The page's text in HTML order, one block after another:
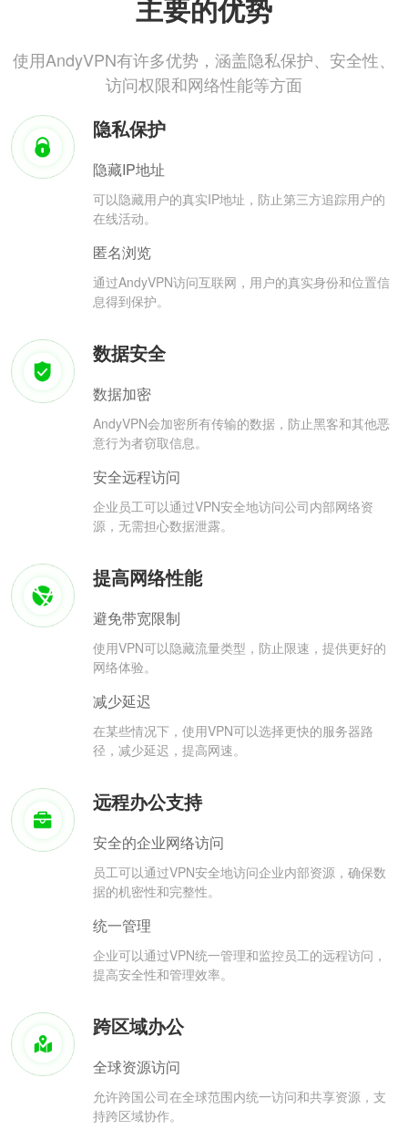
主要的优势
使用AndyVPN有许多优势，涵盖隐私保护、安全性、
访问权限和网络性能等方面
隐私保护
隐藏IP地址
可以隐藏用户的真实IP地址，防止第三方追踪用户的
在线活动。
匿名浏览
通过AndyVPN访问互联网，用户的真实身份和位置信
息得到保护。
数据安全
数据加密
AndyVPN会加密所有传输的数据，防止黑客和其他恶
意行为者窃取信息。
安全远程访问
企业员工可以通过VPN安全地访问公司内部网络资
源，无需担心数据泄露。
提高网络性能
避免带宽限制
使用VPN可以隐藏流量类型，防止限速，提供更好的
网络体验。
减少延迟
在某些情况下，使用VPN可以选择更快的服务器路
径，减少延迟，提高网速。
远程办公支持
安全的企业网络访问
员工可以通过VPN安全地访问企业内部资源，确保数
据的机密性和完整性。
统一管理
企业可以通过VPN统一管理和监控员工的远程访问，
提高安全性和管理效率。
跨区域办公
全球资源访问
允许跨国公司在全球范围内统一访问和共享资源，支
持跨区域协作。